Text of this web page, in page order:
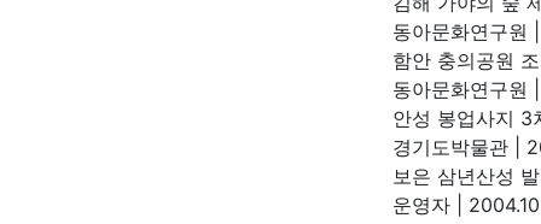
동아문화연구원
함안 충의공원
동아문화연구원
안성 봉업사지 3
경기도박물관
보은 삼년산성
운영자